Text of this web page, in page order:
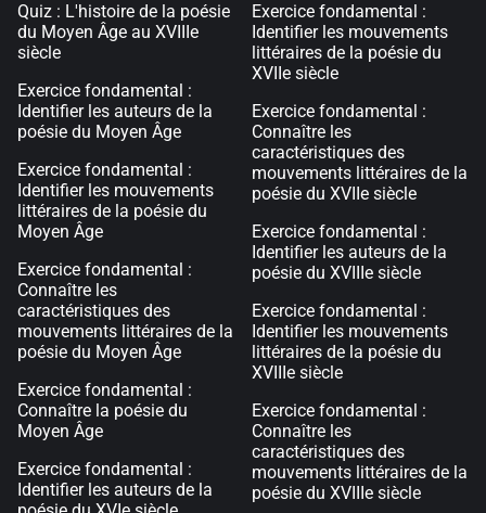
Quiz : L'histoire de la poésie
du Moyen Âge au XVIIIe
siècle
Exercice fondamental :
Identifier les auteurs de la
poésie du Moyen Âge
Exercice fondamental :
Identifier les mouvements
littéraires de la poésie du
Moyen Âge
Exercice fondamental :
Connaître les
caractéristiques des
mouvements littéraires de la
poésie du Moyen Âge
Exercice fondamental :
Connaître la poésie du
Moyen Âge
Exercice fondamental :
Identifier les auteurs de la
Exercice fondamental :
Identifier les mouvements
littéraires de la poésie du
XVIIe siècle
Exercice fondamental :
Connaître les
caractéristiques des
mouvements littéraires de la
poésie du XVIIe siècle
Exercice fondamental :
Identifier les auteurs de la
poésie du XVIIIe siècle
Exercice fondamental :
Identifier les mouvements
littéraires de la poésie du
XVIIIe siècle
Exercice fondamental :
Connaître les
caractéristiques des
mouvements littéraires de la
poésie du XVIIIe siècle